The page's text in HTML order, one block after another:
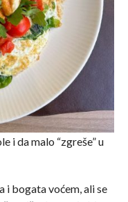
i da malo “zgreše” u
i bogata voćem, ali se